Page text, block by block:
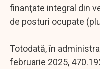
finanţate integral din
de posturi ocupate
Totodată, în
februarie 2025,